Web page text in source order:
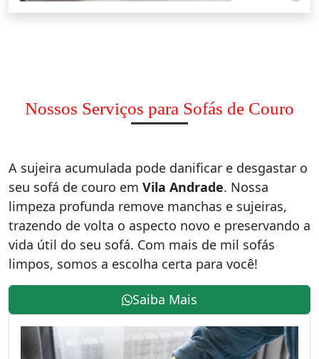
Nossos Serviços para Sofás de Couro
A sujeira acumulada pode danificar e desgastar o
seu sofá de couro em Vila Andrade. Nossa
limpeza profunda remove manchas e sujeiras,
trazendo de volta o aspecto novo e preservando a
vida útil do seu sofá. Com mais de mil sofás
limpos, somos a escolha certa para você!
Saiba Mais